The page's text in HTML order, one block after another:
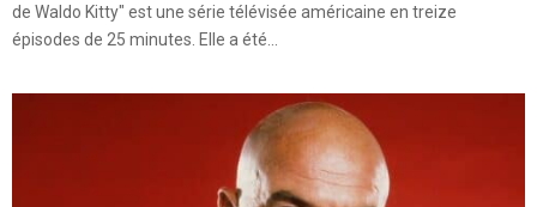
de Waldo Kitty" est une série télévisée américaine en treize
épisodes de 25 minutes. Elle a été...